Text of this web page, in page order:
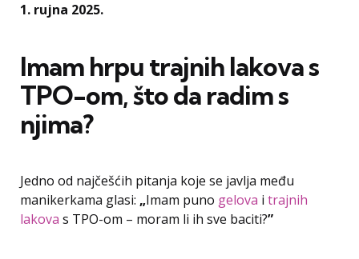
1. rujna 2025.
Imam hrpu trajnih lakova s
TPO-om, što da radim s
njima?
Jedno od najčešćih pitanja koje se javlja među
manikerkama glasi: „Imam puno gelova i trajnih
lakova s TPO-om – moram li ih sve baciti?”